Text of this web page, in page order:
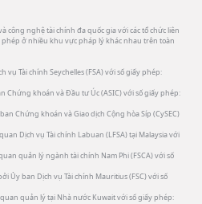
công nghệ tài chính đa quốc gia với các tổ chức liên
ở nhiều khu vực pháp lý khác nhau trên toàn
vụ Tài chính Seychelles (FSA) với số giấy phép:
Chứng khoán và Đầu tư Úc (ASIC) với số giấy phép:
Chứng khoán và Giao dịch Cộng hòa Síp (CySEC)
Dịch vụ Tài chính Labuan (LFSA) tại Malaysia với
quản lý ngành tài chính Nam Phi (FSCA) với số
Ủy ban Dịch vụ Tài chính Mauritius (FSC) với số
quản lý tại Nhà nước Kuwait với số giấy phép: